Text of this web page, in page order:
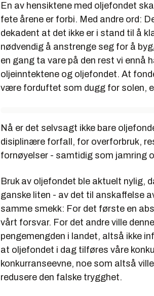
En av hensiktene med oljefondet
fete årene er forbi. Med andre ord:
dekadent at det ikke er i stand til å
nødvendig å anstrenge seg for å
en gang ta vare på den rest vi ennå
oljeinntektene og oljefondet. At
være forduftet som dugg for solen,
Nå er det selvsagt ikke bare
disiplinære forfall, for overforbruk,
fornøyelser - samtidig som jamring
Bruk av oljefondet ble aktuelt nylig,
ganske liten - av det til anskaffelse
samme smekk: For det første en
vårt forsvar. For det andre ville
pengemengden i landet, altså ikke
at oljefondet i dag tilføres våre
konkurranseevne, noe som altså
redusere den falske trygghet.